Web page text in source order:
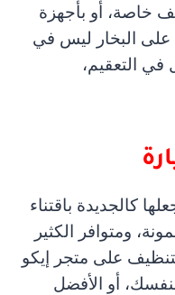
خاصة، أو بأجهزة
على البخار ليس في
التعقيم،
كالجديدة باقتناء
ومتوافر الكثير
على متجر إيكو
أو الأفضل